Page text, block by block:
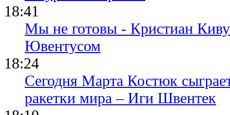
18:41
Мы не готовы - Кристиан
Ювентусом
18:24
Сегодня Марта Костюк
ракетки мира – Иги Швентек